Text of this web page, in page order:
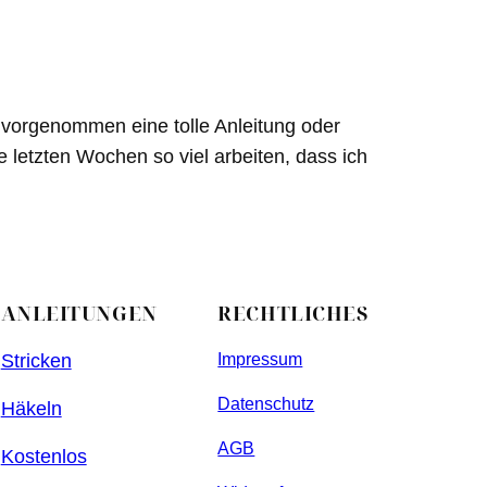
eine tolle Anleitung oder
letzten Wochen so viel arbeiten, dass ich
ANLEITUNGEN
Stricken
Häkeln
Kostenlos
RECHTLICHES
Impressum
Datenschutz
AGB